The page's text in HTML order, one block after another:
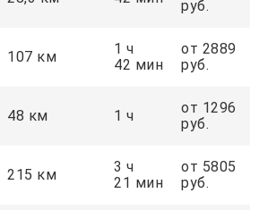
руб.
107 км
1 ч
42 мин
от 2889
руб.
48 км 1 ч
от 1296
руб.
215 км
3 ч
21 мин
от 5805
руб.